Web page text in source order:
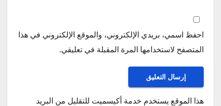
احفظ اسمي، بريدي الإلكتروني، والموقع الإلكتروني في هذا
المتصفح لاستخدامها المرة المقبلة في تعليقي.
هذا الموقع يستخدم خدمة أكيسميت للتقليل من البريد